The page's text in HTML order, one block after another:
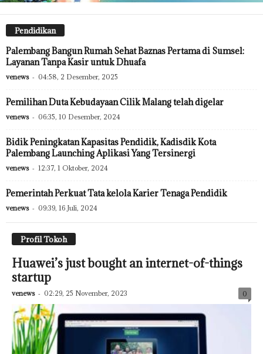
Pendidikan
Palembang Bangun Rumah Sehat Baznas Pertama di Sumsel:
Layanan Tanpa Kasir untuk Dhuafa
venews - 04:58, 2 Desember, 2025
Pemilihan Duta Kebudayaan Cilik Malang telah digelar
venews - 06:35, 10 Desember, 2024
Bidik Peningkatan Kapasitas Pendidik, Kadisdik Kota
Palembang Launching Aplikasi Yang Tersinergi
venews - 12:37, 1 Oktober, 2024
Pemerintah Perkuat Tata kelola Karier Tenaga Pendidik
venews - 09:39, 16 Juli, 2024
Profil Tokoh
Huawei’s just bought an internet-of-things
startup
venews - 02:29, 25 November, 2023 0